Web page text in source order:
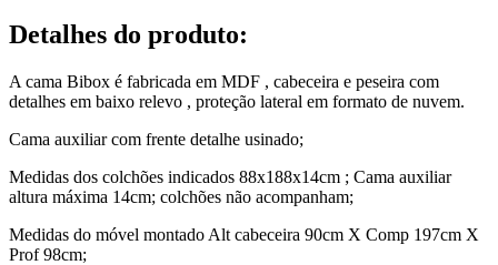
Detalhes do produto:
A cama Bibox é fabricada em MDF , cabeceira e peseira com
detalhes em baixo relevo , proteção lateral em formato de nuvem.
Cama auxiliar com frente detalhe usinado;
Medidas dos colchões indicados 88x188x14cm ; Cama auxiliar
altura máxima 14cm; colchões não acompanham;
Medidas do móvel montado Alt cabeceira 90cm X Comp 197cm X
Prof 98cm;